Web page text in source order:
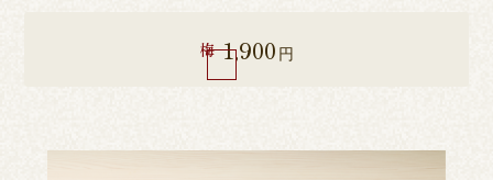
梅 1,900 円